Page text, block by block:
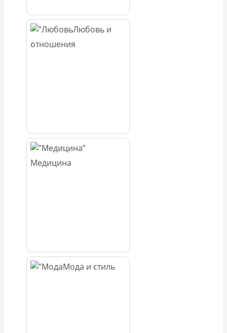
Любовь и
отношения
Медицина
Мода и стиль